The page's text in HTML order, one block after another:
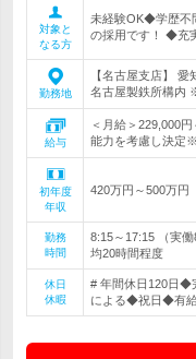
対象と
なる方
未経験OK◆学歴不
の採用です！ ◆充
勤務地
【名古屋支店】
名古屋製鉄所構内
給与
＜月給＞229,000
能力を考慮し決定
初年度
年収
420万円～500万円
勤務
時間
8:15～17:15 （実
均20時間程度
休日
休暇
# 年間休日120日◆
による◆祝日◆有